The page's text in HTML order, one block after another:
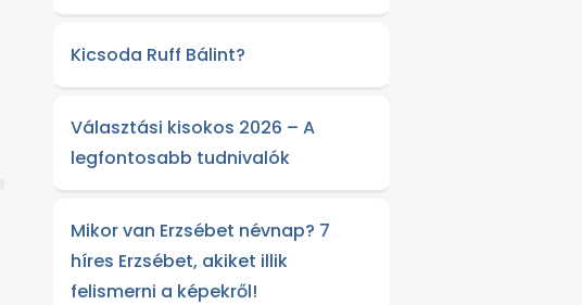
Kicsoda Ruff Bálint?
Választási kisokos 2026 – A
legfontosabb tudnivalók
Mikor van Erzsébet névnap? 7
híres Erzsébet, akiket illik
felismerni a képekről!